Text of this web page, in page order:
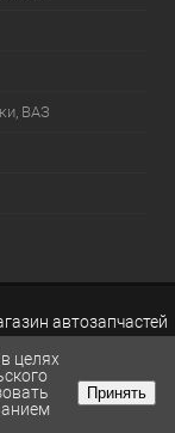
ВАЗ
автозапчастей
KWEBEK.RU
целях
Принять